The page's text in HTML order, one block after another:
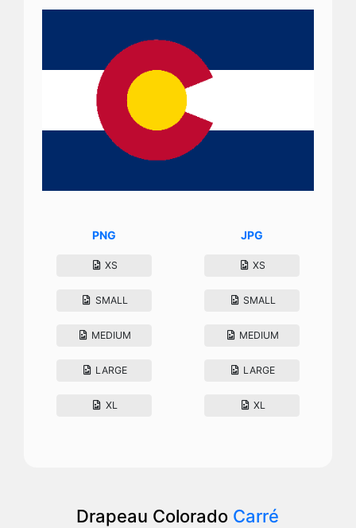
PNG
XS
SMALL
MEDIUM
LARGE
XL
JPG
XS
SMALL
MEDIUM
LARGE
XL
Drapeau Colorado Carré